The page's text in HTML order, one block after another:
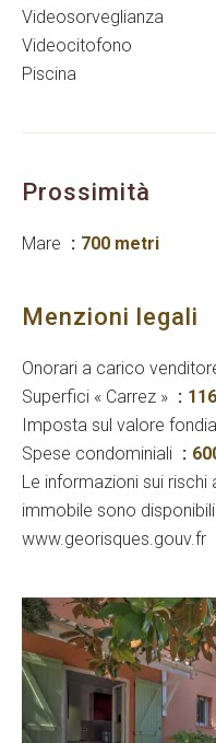
Videosorveglianza
Videocitofono
Piscina
Prossimità
Mare 700 metri
Menzioni legali
Onorari a carico
Superfici « Carrez »
Imposta sul valore
Spese condominiali
Le informazioni sui
immobile sono
www.georisques.gouv.fr